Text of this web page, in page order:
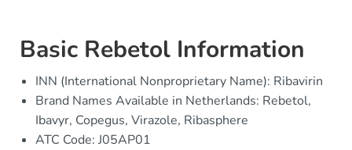
Basic Rebetol Information
INN (International Nonproprietary Name): Ribavirin
Brand Names Available in Netherlands: Rebetol,
Ibavyr, Copegus, Virazole, Ribasphere
ATC Code: J05AP01